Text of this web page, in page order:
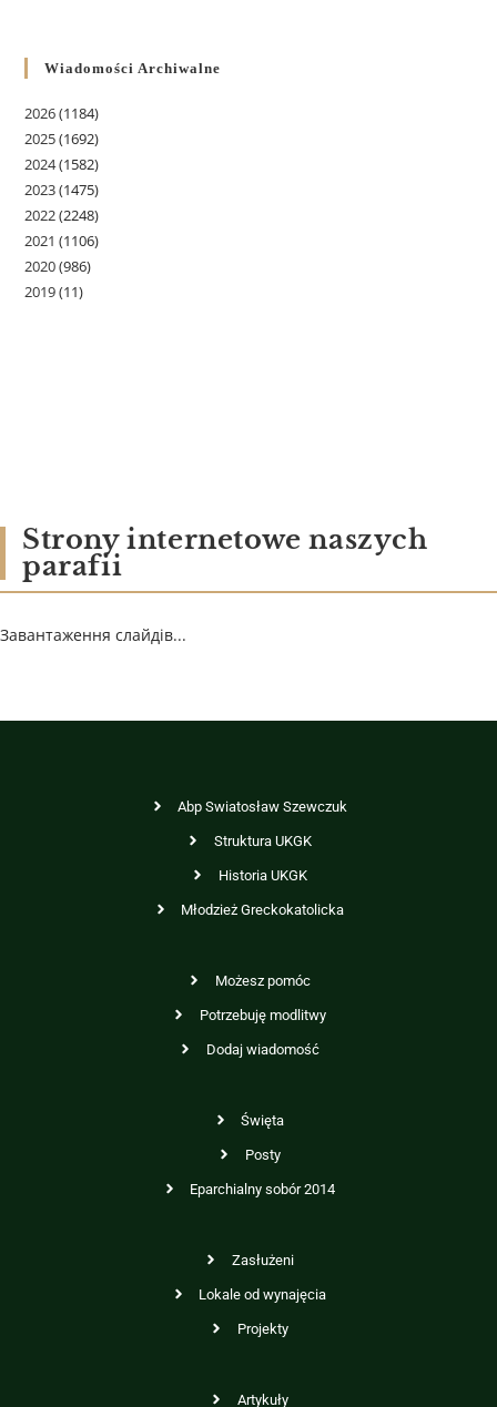
Wiadomości Archiwalne
2026(1184)
2025(1692)
2024(1582)
2023(1475)
2022(2248)
2021 (1106)
2020(986)
2019(11)
Strony internetowe naszych
parafii
Завантаження слайдів...
Abp Swiatosław Szewczuk
Struktura UKGK
Historia UKGK
Młodzież Greckokatolicka
Możesz pomóc
Potrzebuję modlitwy
Dodaj wiadomość
Święta
Posty
Eparchialny sobór 2014
Zasłużeni
Lokale od wynajęcia
Projekty
Artykuły